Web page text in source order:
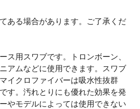
ある場合があります。ご了承くだ
ス用スワブです。トロンボーン、
アムなどに使用できます。スワブ
イクロファイバーは吸水性抜群
す。汚れとりにも優れた効果を発
やモデルによっては使用できない